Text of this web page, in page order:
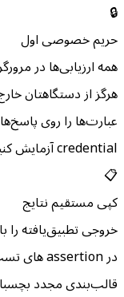
🔒
حریم خصوصی اول
هرگز از دستگاهتان
credential آزمایش کنید.
📋
کپی مستقیم نتایج
قالب‌بندی مجدد